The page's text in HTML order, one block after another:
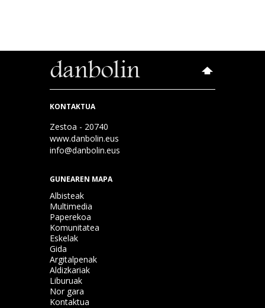
KONTAKTUA
Zestoa - 20740
www.danbolin.eus
info@danbolin.eus
GUNEAREN MAPA
Albisteak
Multimedia
Paperekoa
Komunitatea
Eskelak
Gida
Argitalpenak
Aldizkariak
Liburuak
Nor gara
Kontaktua